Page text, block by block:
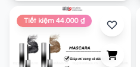
Tiết kiệm 44.000 ₫